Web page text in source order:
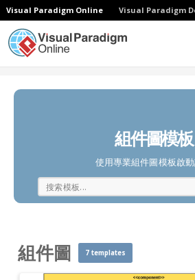
Visual Paradigm Online Visual Paradigm
組件圖模板
使用專業組件圖模板啟
組件圖 7 templates